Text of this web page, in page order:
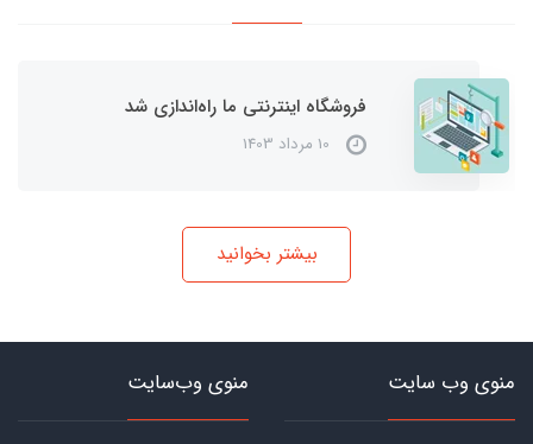
فروشگاه اینترنتی ما راه‌اندازی شد
بیشتر بخوانید
منوی وب سایت منوی وب‌سایت